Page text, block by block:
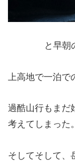
と早朝
上高地で一泊で
過酷山行もまだ
考えてしまった。
そしてそして、